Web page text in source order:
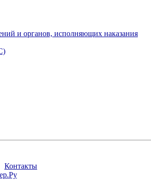
и органов, исполняющих наказания
Контакты